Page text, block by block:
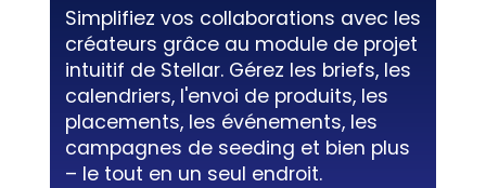
Simplifiez vos collaborations avec les
créateurs grâce au module de projet
intuitif de Stellar. Gérez les briefs, les
calendriers, l'envoi de produits, les
placements, les événements, les
campagnes de seeding et bien plus
– le tout en un seul endroit.